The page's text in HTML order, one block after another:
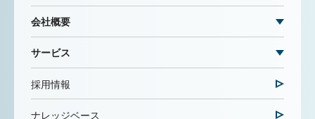
会社概要
サービス
採用情報
ナレッジベース